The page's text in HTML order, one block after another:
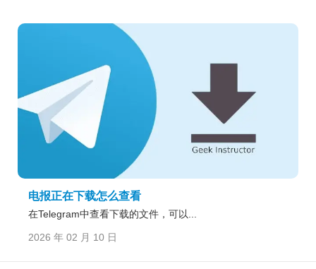
电报正在下载怎么查看
在Telegram中查看下载的文件，可以...
2026 年 02 月 10 日